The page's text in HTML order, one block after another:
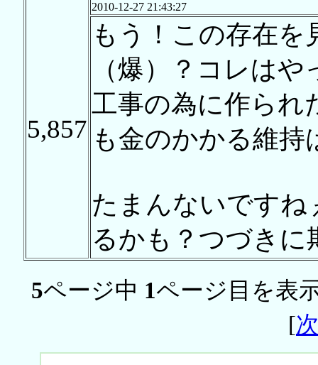
5,857
2010-12-27 21:43:27
もう！この存在
（爆）？コレは
工事の為に作られ
も金のかかる維持
たまんないですね
るかも？つづきに
5ページ中 1ページ目を表
[